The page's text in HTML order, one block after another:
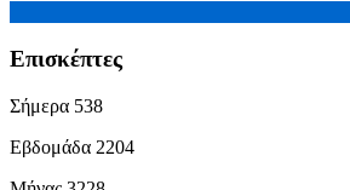
Επισκέπτες
Σήμερα 538
Εβδομάδα 2204